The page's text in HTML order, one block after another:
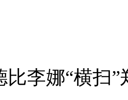
晚初一举办娜“横扫”